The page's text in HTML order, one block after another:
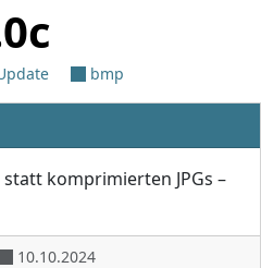
bmp
komprimierten JPGs –
10.10.2024